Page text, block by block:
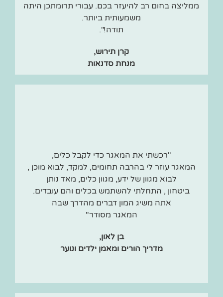
ממליצה בחום רב להיעזר בכם. עבורי תרומתכן היתה
משמעותית ביותר.
תודה!".
קרן תירוש,
מנחת סדנאות
"רכשתי את המאגר כדי לקבל כלים,
המאגר עוזר לי בהרבה תחומים, למקד, לבוא מוכן ,
לבוא מגוון של ידע, מגוון כלים, מאד נותן
ביטחון , התחלתי להשתמש בכלים והם עובדים.
אתה משיג המון דברים מהדרך שבה
המאגר מסודר"
בן לאון,
מדריך הורים ומאמן ילדים ונוער